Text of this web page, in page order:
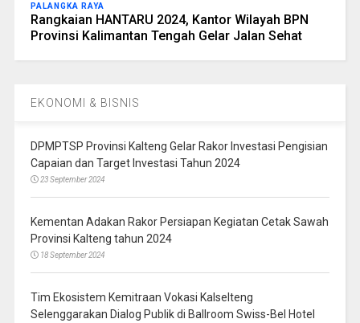
PALANGKA RAYA
Rangkaian HANTARU 2024, Kantor Wilayah BPN
Provinsi Kalimantan Tengah Gelar Jalan Sehat
EKONOMI & BISNIS
DPMPTSP Provinsi Kalteng Gelar Rakor Investasi Pengisian
Capaian dan Target Investasi Tahun 2024
23 September 2024
Kementan Adakan Rakor Persiapan Kegiatan Cetak Sawah
Provinsi Kalteng tahun 2024
18 September 2024
Tim Ekosistem Kemitraan Vokasi Kalselteng
Selenggarakan Dialog Publik di Ballroom Swiss-Bel Hotel